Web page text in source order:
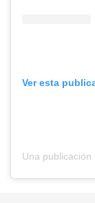
Ver esta